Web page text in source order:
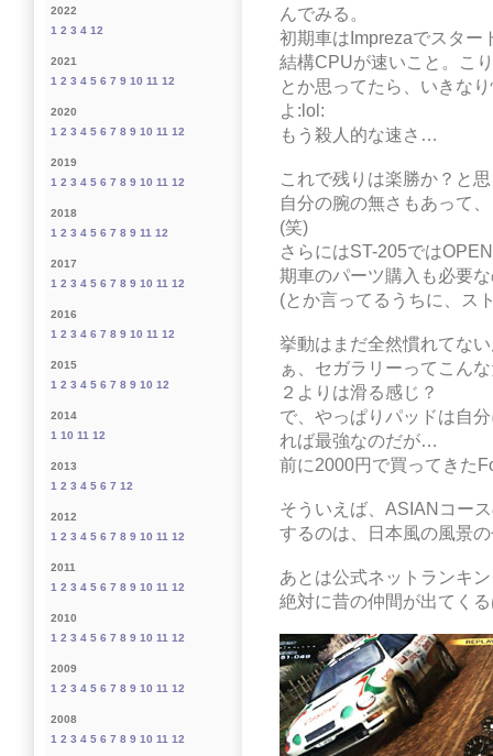
んでみる。
初期車はImprezaでスター
結構CPUが速いこと。こ
とか思ってたら、いきな
よ:lol:
もう殺人的な速さ…
これで残りは楽勝か？と
自分の腕の無さもあって
(笑)
さらにはST-205では
期車のパーツ購入も必要
(とか言ってるうちに、ス
挙動はまだ全然慣れてな
ぁ、セガラリーってこん
２よりは滑る感じ？
で、やっぱりパッドは自
れば最強なのだが…
前に2000円で買ってきた
そういえば、ASIANコー
するのは、日本風の風景
あとは公式ネットランキ
絶対に昔の仲間が出てく
2022
1 2 3 4 12
2021
1 2 3 4 5 6 7 9 10 11 12
2020
1 2 3 4 5 6 7 8 9 10 11 12
2019
1 2 3 4 5 6 7 8 9 10 11 12
2018
1 2 3 4 5 6 7 8 9 11 12
2017
1 2 3 4 5 6 7 8 9 10 11 12
2016
1 2 3 4 6 7 8 9 10 11 12
2015
1 2 3 4 5 6 7 8 9 10 12
2014
1 10 11 12
2013
1 2 3 4 5 6 7 12
2012
1 2 3 4 5 6 7 8 9 10 11 12
2011
1 2 3 4 5 6 7 8 9 10 11 12
2010
1 2 3 4 5 6 7 8 9 10 11 12
2009
1 2 3 4 5 6 7 8 9 10 11 12
2008
1 2 3 4 5 6 7 8 9 10 11 12